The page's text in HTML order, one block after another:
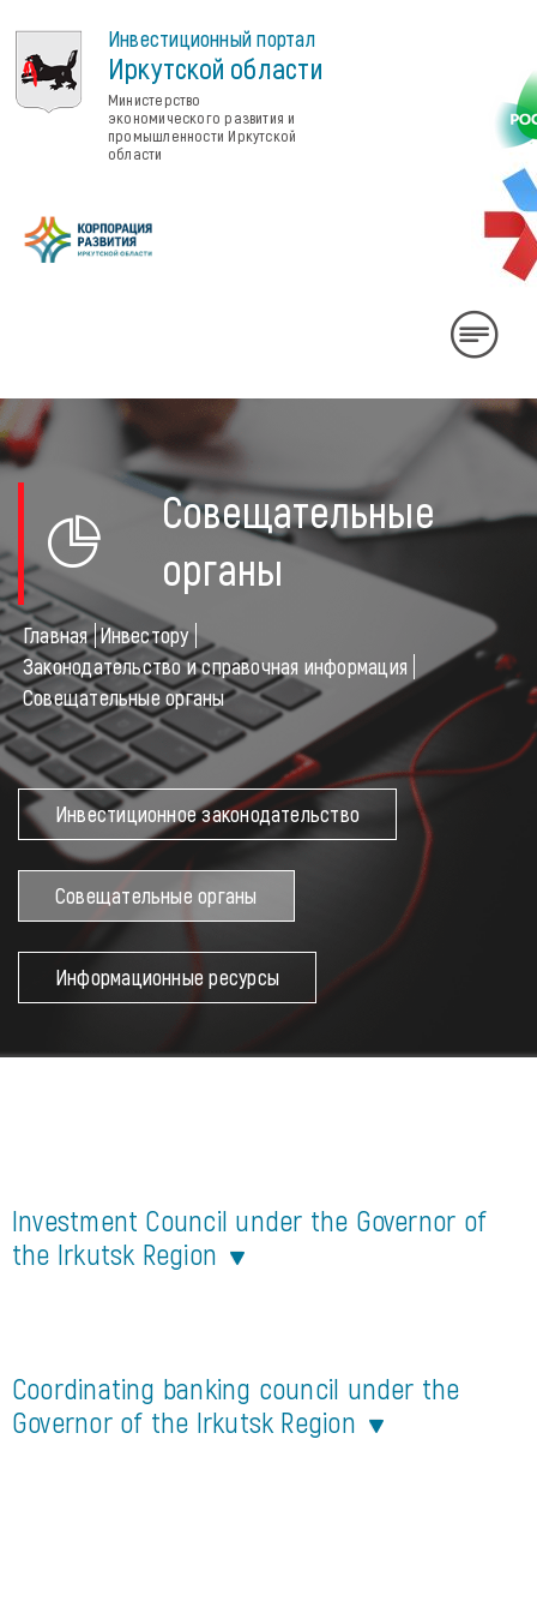
中
国
Личный
HOME
ABOUT THE REGION
NEWS & EVENTS
FOR INVESTORS
TO THE PROJECT INITIATOR
CONTACTS
Канал
Инвестиционный портал
Иркутской области
Министерство
экономического развития и
промышленности Иркутской
области
Совещательные
органы
Главная Инвестору
Законодательство и справочная информация
Совещательные органы
Инвестиционное законодательство
Совещательные органы
Информационные ресурсы
Investment Council under the Governor of
the Irkutsk Region
Coordinating banking council under the
Governor of the Irkutsk Region